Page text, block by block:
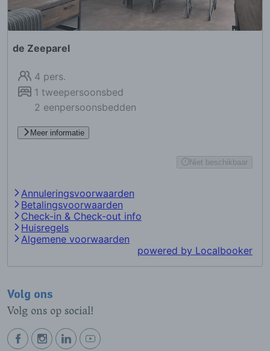
Volg ons
Volg ons op social!
BEKIJKBEKIJKBEKIJKBEKIJK